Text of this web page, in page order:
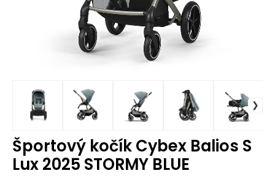
Športový kočík Cybex Balios S
Lux 2025 STORMY BLUE